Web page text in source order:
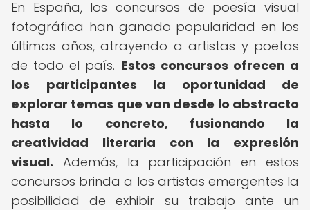
En España, los concursos de poesía visual
fotográfica han ganado popularidad en los
últimos años, atrayendo a artistas y poetas
de todo el país. Estos concursos ofrecen a
los participantes la oportunidad de
explorar temas que van desde lo abstracto
hasta lo concreto, fusionando la
creatividad literaria con la expresión
visual. Además, la participación en estos
concursos brinda a los artistas emergentes la
posibilidad de exhibir su trabajo ante un